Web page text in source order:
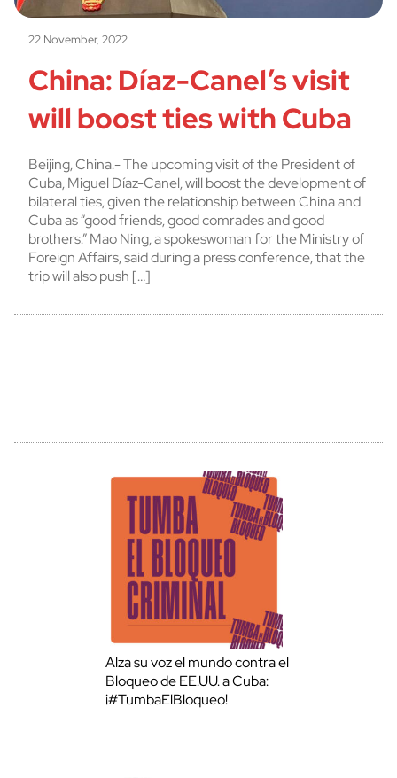
22 November, 2022
China: Díaz-Canel’s visit
will boost ties with Cuba
Beijing, China.- The upcoming visit of the President of
Cuba, Miguel Díaz-Canel, will boost the development of
bilateral ties, given the relationship between China and
Cuba as “good friends, good comrades and good
brothers.” Mao Ning, a spokeswoman for the Ministry of
Foreign Affairs, said during a press conference, that the
trip will also push […]
Alza su voz el mundo contra el
Bloqueo de EE.UU. a Cuba:
¡#TumbaElBloqueo!